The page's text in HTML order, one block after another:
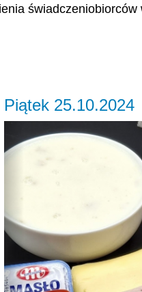
świadczeniobiorców
Piątek 25.10.2024
Previous